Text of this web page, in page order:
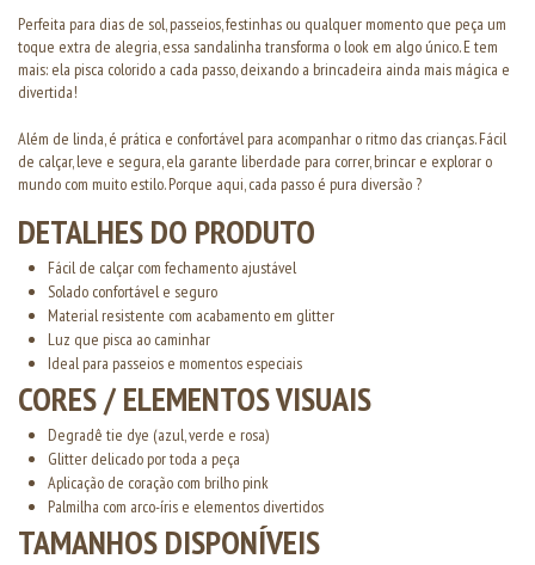
Perfeita para dias de sol, passeios, festinhas ou qualquer momento que peça um
toque extra de alegria, essa sandalinha transforma o look em algo único. E tem
mais: ela pisca colorido a cada passo, deixando a brincadeira ainda mais mágica e
divertida!
Além de linda, é prática e confortável para acompanhar o ritmo das crianças. Fácil
de calçar, leve e segura, ela garante liberdade para correr, brincar e explorar o
mundo com muito estilo. Porque aqui, cada passo é pura diversão ?
DETALHES DO PRODUTO
Fácil de calçar com fechamento ajustável
Solado confortável e seguro
Material resistente com acabamento em glitter
Luz que pisca ao caminhar
Ideal para passeios e momentos especiais
CORES / ELEMENTOS VISUAIS
Degradê tie dye (azul, verde e rosa)
Glitter delicado por toda a peça
Aplicação de coração com brilho pink
Palmilha com arco-íris e elementos divertidos
TAMANHOS DISPONÍVEIS